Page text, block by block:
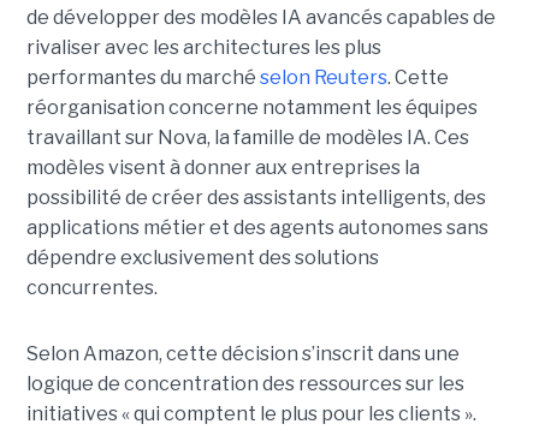
de développer des modèles IA avancés capables de
rivaliser avec les architectures les plus
performantes du marché selon Reuters. Cette
réorganisation concerne notamment les équipes
travaillant sur Nova, la famille de modèles IA. Ces
modèles visent à donner aux entreprises la
possibilité de créer des assistants intelligents, des
applications métier et des agents autonomes sans
dépendre exclusivement des solutions
concurrentes.
Selon Amazon, cette décision s’inscrit dans une
logique de concentration des ressources sur les
initiatives « qui comptent le plus pour les clients ».